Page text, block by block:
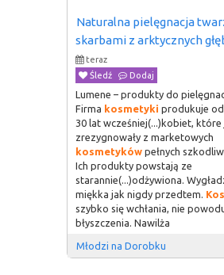
Naturalna pielęgnacja
skarbami z arktycznych
teraz
Śledź
Dodaj
Lumene – produkty do
Firma kosmetyki produkuje
30 lat wcześniej(...)kobiet, które
zrezygnowały z marketowych
kosmetyków pełnych
Ich produkty powstają ze
starannie(...)odżywiona.
miękka jak nigdy przedtem.
szybko się wchłania, nie
błyszczenia. Nawilża
Młodzi na Dorobku